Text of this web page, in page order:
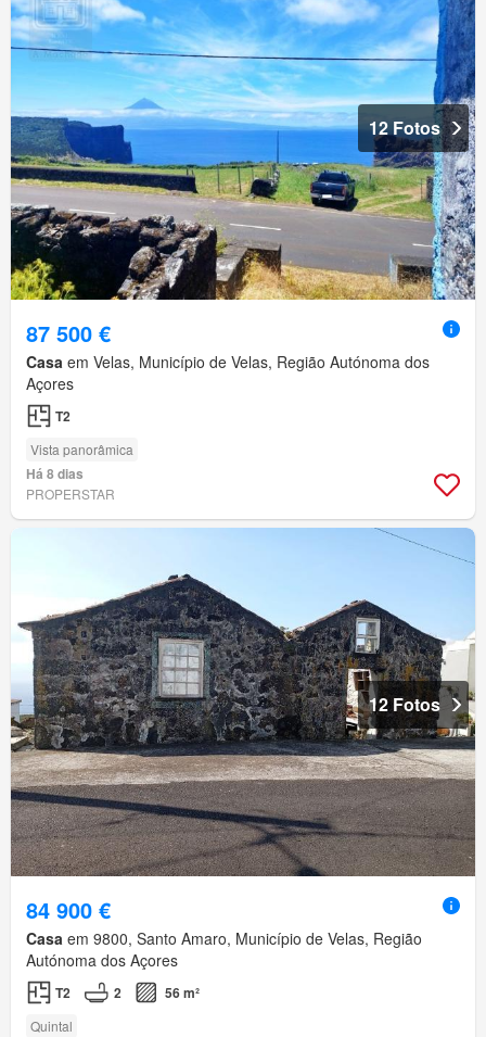
12 Fotos
87 500 €
Casa em Velas, Município de Velas, Região Autónoma dos
Açores
T2
Vista panorâmica
Há 8 dias
PROPERSTAR
12 Fotos
84 900 €
Casa em 9800, Santo Amaro, Município de Velas, Região
Autónoma dos Açores
T2 2 56 m²
Quintal